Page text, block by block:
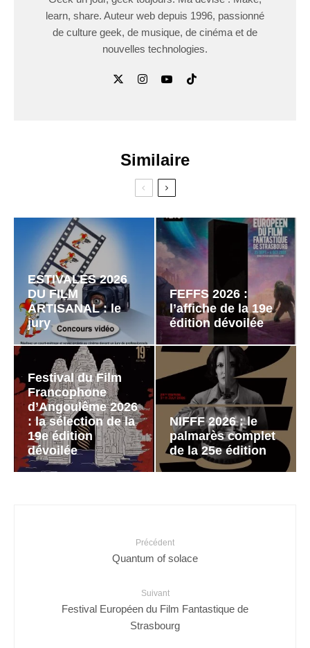
learn, share. Auteur web depuis 1996, passionné
de culture geek, de musique, de cinéma et de
nouvelles technologies.
Similaire
ESTIVALES 2026
DU FILM
ARTISANAL : le
jury
FEFFS 2026 :
l’affiche de la 19e
édition dévoilée
Festival du Film
Francophone
d’Angoulême 2026
: la sélection de la
19e édition
dévoilée
NIFFF 2026 : le
palmarès complet
de la 25e édition
Précédent
Quantum of solace
Suivant
Festival Européen du Film Fantastique de
Strasbourg